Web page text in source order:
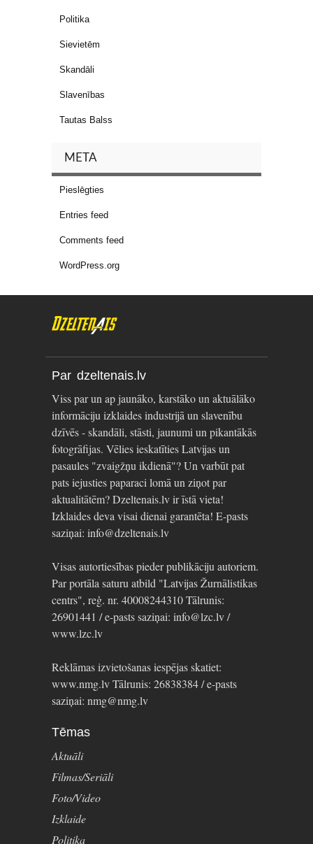
Politika
Sievietēm
Skandāli
Slavenības
Tautas Balss
META
Pieslēgties
Entries feed
Comments feed
WordPress.org
Par dzeltenais.lv
Viss par un ap jaunāko, karstāko un aktuālāko
informāciju izklaides industrijā un slavenību
dzīvēs - skandāli, stāsti, jaunumi un pikantākās
fotogrāfijas. Vēlies ieskatīties Latvijas un
pasaules "zvaigžņu ikdienā"? Un varbūt pat
pats iejusties paparaci lomā un ziņot par
aktualitātēm? Dzeltenais.lv ir īstā vieta!
Izklaides deva visai dienai garantēta! E-pasts
saziņai: info@dzeltenais.lv
Visas autortiesības pieder publikāciju autoriem.
Par portāla saturu atbild "Latvijas Žurnālistikas
centrs", reģ. nr. 40008244310 Tālrunis:
26901441 / e-pasts saziņai: info@lzc.lv /
www.lzc.lv
Reklāmas izvietošanas iespējas skatiet:
www.nmg.lv Tālrunis: 26838384 / e-pasts
saziņai: nmg@nmg.lv
Tēmas
Aktuāli
Filmas/Seriāli
Foto/Video
Izklaide
Politika